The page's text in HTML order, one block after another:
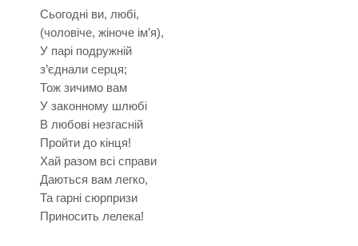
Сьогодні ви, любі,
(чоловіче, жіноче ім’я),
У парі подружній
з’єднали серця;
Тож зичимо вам
У законному шлюбі
В любові незгасній
Пройти до кінця!
Хай разом всі справи
Даються вам легко,
Та гарні сюрпризи
Приносить лелека!